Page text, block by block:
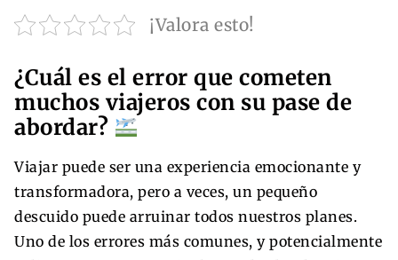
¡Valora esto!
¿Cuál es el error que cometen
muchos viajeros con su pase de
abordar?
Viajar puede ser una experiencia emocionante y
transformadora, pero a veces, un pequeño
descuido puede arruinar todos nuestros planes.
Uno de los errores más comunes, y potencialmente